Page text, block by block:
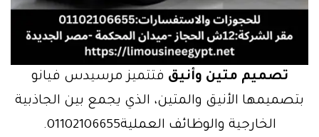
تصميم متين وأنيق فتتميز مرسيدس فيانو
بتصميمها الأنيق والمتين، الذي يجمع بين الجاذبية
الخارجية والوظائف العملية01102106655.